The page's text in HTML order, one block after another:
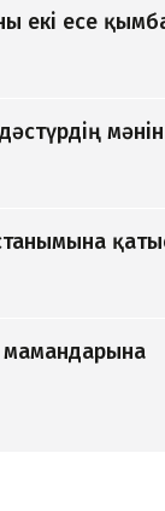
екі есе
мәнін
мамандарына